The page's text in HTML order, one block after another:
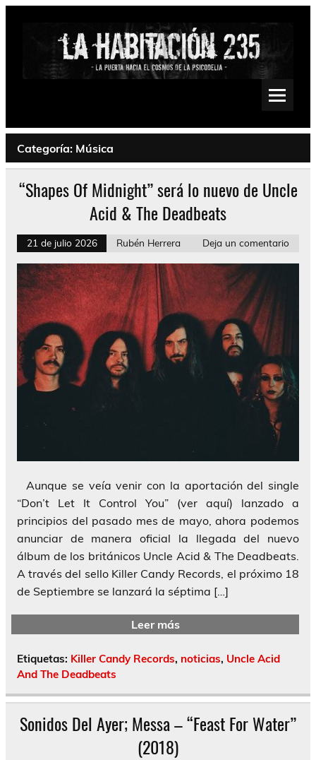
Saltar
Psychedelic, Stoner, Doom, Sludge, Fuzz, Space, Drone
Categoría: Música
“Shapes Of Midnight” será lo nuevo de Uncle
Acid & The Deadbeats
21 de julio 2026 Rubén Herrera Deja un comentario
Aunque se veía venir con la aportación del single
“Don’t Let It Control You” (ver aquí) lanzado a
principios del pasado mes de mayo, ahora podemos
anunciar de manera oficial la llegada del nuevo
álbum de los británicos Uncle Acid & The Deadbeats.
A través del sello Killer Candy Records, el próximo 18
de Septiembre se lanzará la séptima […]
Leer más
Etiquetas: Killer Candy Records, noticias, Uncle Acid
And The Deadbeats
Sonidos Del Ayer; Messa – “Feast For Water”
(2018)